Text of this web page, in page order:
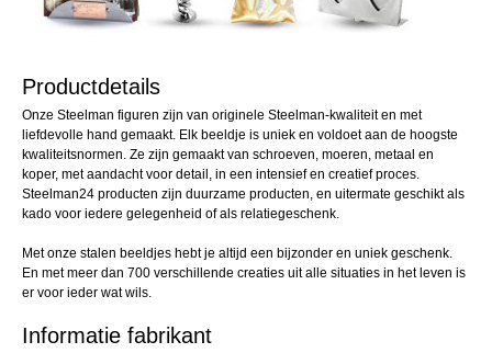
Productdetails
Onze Steelman figuren zijn van originele Steelman-kwaliteit en met
liefdevolle hand gemaakt. Elk beeldje is uniek en voldoet aan de hoogste
kwaliteitsnormen. Ze zijn gemaakt van schroeven, moeren, metaal en
koper, met aandacht voor detail, in een intensief en creatief proces.
Steelman24 producten zijn duurzame producten, en uitermate geschikt als
kado voor iedere gelegenheid of als relatiegeschenk.
Met onze stalen beeldjes hebt je altijd een bijzonder en uniek geschenk.
En met meer dan 700 verschillende creaties uit alle situaties in het leven is
er voor ieder wat wils.
Informatie fabrikant